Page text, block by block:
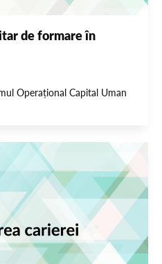
de formare în
Operațional Capital Uman